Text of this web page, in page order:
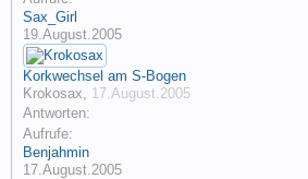
Sax_Girl
19.August.2005
Korkwechsel am S-Bogen
Krokosax, 17.August.2005
Antworten:
Aufrufe:
Benjahmin
17.August.2005